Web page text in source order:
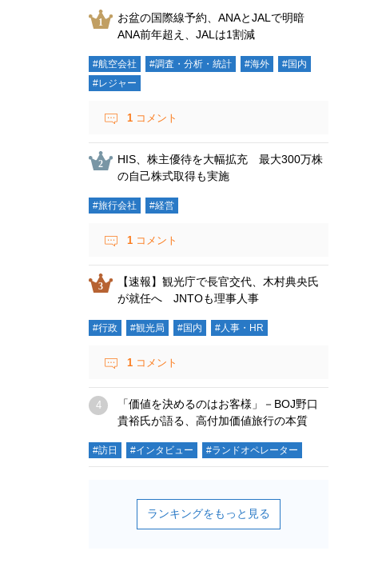
お盆の国際線予約、ANAとJALで明暗
ANA前年超え、JALは1割減
#航空会社 #調査・分析・統計 #海外
#国内
#レジャー
1 コメント
HIS、株主優待を大幅拡充 最大300万株
の自己株式取得も実施
#旅行会社 #経営
1 コメント
【速報】観光庁で長官交代、木村典央氏
が就任へ JNTOも理事人事
#行政 #観光局 #国内 #人事・HR
1 コメント
「価値を決めるのはお客様」－BOJ野口
貴裕氏が語る、高付加価値旅行の本質
#訪日 #インタビュー #ランドオペレーター